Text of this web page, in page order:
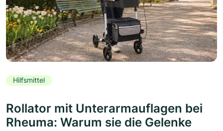
Hilfsmittel
Rollator mit Unterarmauflagen bei
Rheuma: Warum sie die Gelenke